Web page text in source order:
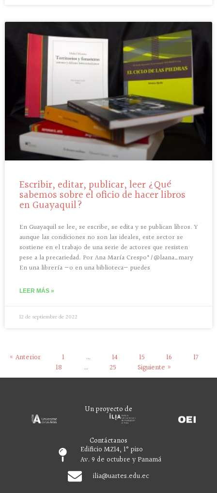
Escribir, editar, publicar, leer ¿Qué
sabemos sobre el oficio de hacer libros
en Guayaquil?
En Guayaquil se lee, se escribe, se edita y se publican libros. Y
aunque las condiciones no son las ideales, este sector se
sostiene en el trabajo de una serie de actores que resisten
pese a la precariedad. Por Ana María Crespo*/@laana_mary
En una librería —o en una biblioteca— puedes
LEER MÁS »
12 de septiembre de 2022
« Anterior 1 … 14 15 16
17
18
… 25 Siguiente »
Un proyecto de
Contáctanos
Edificio MZ14, 1° piso
Av. 9 de octubre y Panamá
ilia@uartes.edu.ec